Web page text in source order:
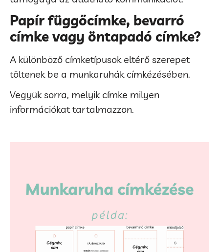
Papír függőcímke, bevarró
címke vagy öntapadó címke?
A különböző címketípusok eltérő szerepet
töltenek be a munkaruhák címkézésében.
Vegyük sorra, melyik címke milyen
információkat tartalmazzon.